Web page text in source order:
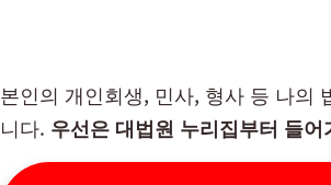
본인의 개인회생, 민사, 형사 등 나의
니다. 우선은 대법원 누리집부터 들어